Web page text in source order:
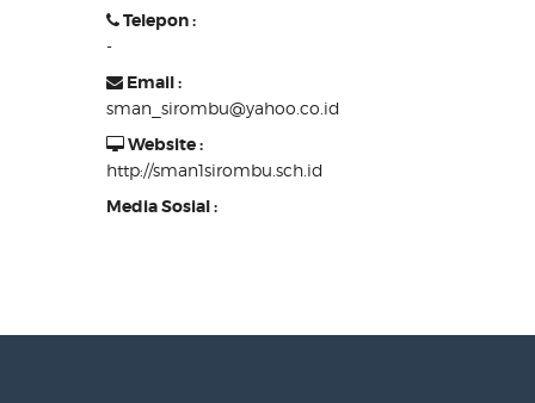
Telepon :
-
Email :
sman_sirombu@yahoo.co.id
Website :
http://sman1sirombu.sch.id
Media Sosial :